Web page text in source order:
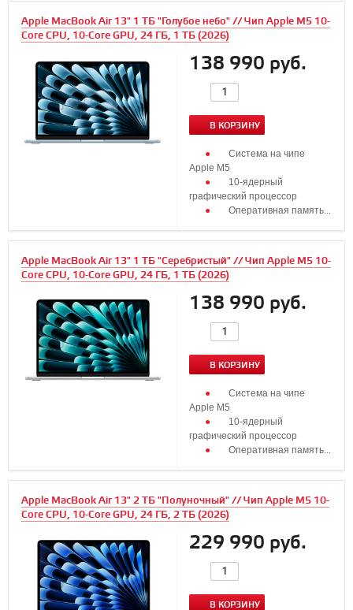
Apple MacBook Air 13" 1 ТБ "Голубое небо" // Чип Apple M5 10-
Core CPU, 10-Core GPU, 24 ГБ, 1 ТБ (2026)
138 990 руб.
В КОРЗИНУ
Система на чипе
Apple M5
10‑ядерный
графический процессор
Оперативная память...
Apple MacBook Air 13" 1 ТБ "Серебристый" // Чип Apple M5 10-
Core CPU, 10-Core GPU, 24 ГБ, 1 ТБ (2026)
138 990 руб.
В КОРЗИНУ
Система на чипе
Apple M5
10‑ядерный
графический процессор
Оперативная память...
Apple MacBook Air 13" 2 ТБ "Полуночный" // Чип Apple M5 10-
Core CPU, 10-Core GPU, 24 ГБ, 2 ТБ (2026)
229 990 руб.
В КОРЗИНУ